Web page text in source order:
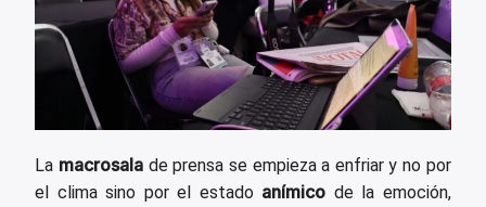
La macrosala de prensa se empieza a enfriar y no por
el clima sino por el estado anímico de la emoción,